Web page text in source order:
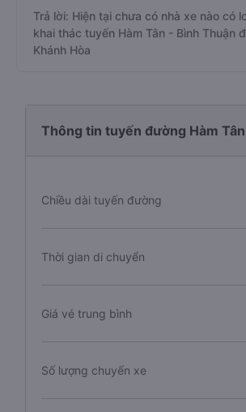
Trả lời: Hiện tại chưa có nhà xe nào có
khai thác tuyến Hàm Tân - Bình Thuận
Khánh Hòa
Thông tin tuyến đường Hàm
Chiều dài tuyến đường
Thời gian di chuyển
Giá vé trung bình
Số lượng chuyến xe